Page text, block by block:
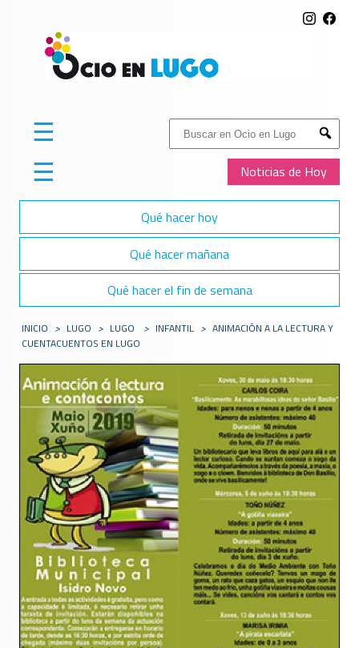
Buscar:
Submit
Noticias de Hoy
☰
☰
Qué hacer hoy
Qué hacer mañana
Qué hacer el fin de semana
INICIO > LUGO > LUGO > INFANTIL > ANIMACIÓN A LA LECTURA Y
CUENTACUENTOS EN LUGO